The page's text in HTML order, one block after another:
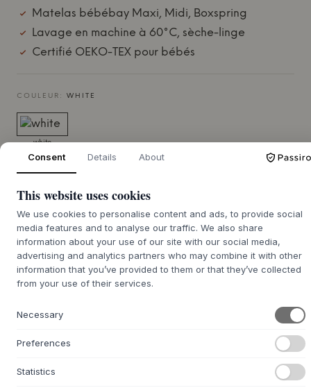
Matelas bébébay Maxi, Midi, Boxspring
Lavage en machine à 60°C, sèche-linge
Certifié OEKO-TEX pour bébés
COULEUR: WHITE
white
AJOUTER AU PANIER
7-14 jours de délai de
livraison
Nous nous chargeons de vous le procurer
biologique, adaptée à l'extension du modèle Maxi de
, est un drap-housse fabriqué à partir de 100 % de
Consent Details About
This website uses cookies
We use cookies to personalise content and ads, to provide social
media features and to analyse our traffic. We also share
information about your use of our site with our social media,
advertising and analytics partners who may combine it with other
information that you’ve provided to them or that they’ve collected
from your use of their services.
Necessary
Preferences
Statistics